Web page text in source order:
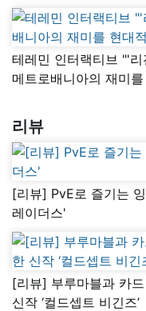
테레민 인터랙티브 "'
메트로배니아의 재미
리뷰
[리뷰] PvE로 즐기는
레이더스'
[리뷰] 부루마블과 카
신작 ‘컬드셉트 비긴즈’